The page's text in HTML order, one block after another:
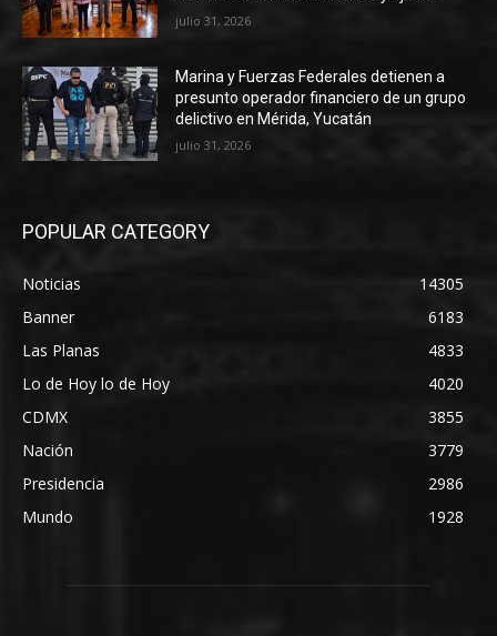
julio 31, 2026
Marina y Fuerzas Federales detienen a
presunto operador financiero de un grupo
delictivo en Mérida, Yucatán
julio 31, 2026
POPULAR CATEGORY
Noticias
14305
Banner
6183
Las Planas
4833
Lo de Hoy lo de Hoy
4020
CDMX
3855
Nación
3779
Presidencia
2986
Mundo
1928